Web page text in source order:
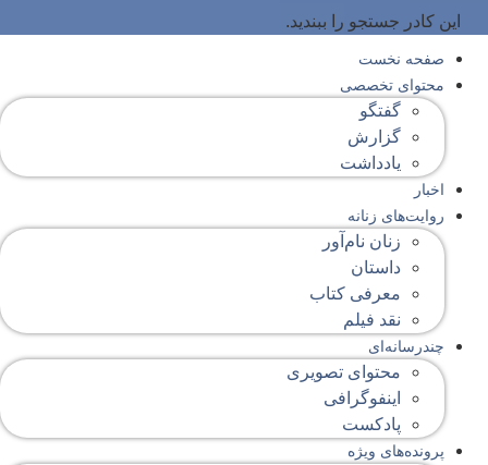
این کادر جستجو را ببندید.
صفحه‌ نخست
محتوای‌ تخصصی
گفتگو
گزارش
یادداشت
اخبار
روایت‌های زنانه
زنان نام‌آور
داستان
معرفی کتاب
نقد فیلم
چندرسانه‌ای
محتوای تصویری
اینفوگرافی
پادکست
پرونده‌های ویژه